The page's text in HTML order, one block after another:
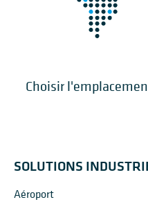
SOLUTIONS
Aéroport